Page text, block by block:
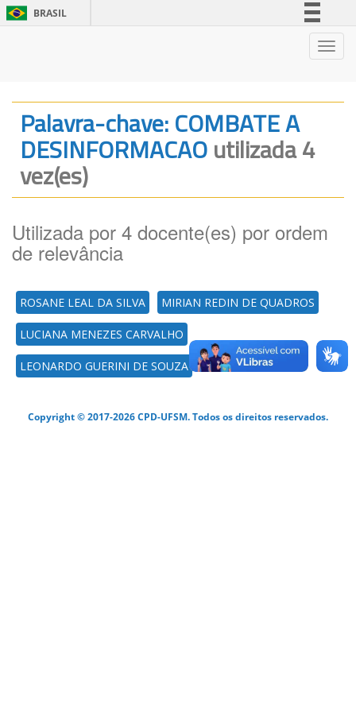
BRASIL
Legislação
Canais
Palavra-chave: COMBATE A
DESINFORMACAOutilizada 4
vez(es)
Utilizada por 4 docente(es) por ordem
de relevância
ROSANE LEAL DA SILVA MIRIAN REDIN DE QUADROS
LUCIANA MENEZES CARVALHO
LEONARDO GUERINI DE SOUZA
Copyright © 2017-2026 CPD-UFSM. Todos os direitos reservados.